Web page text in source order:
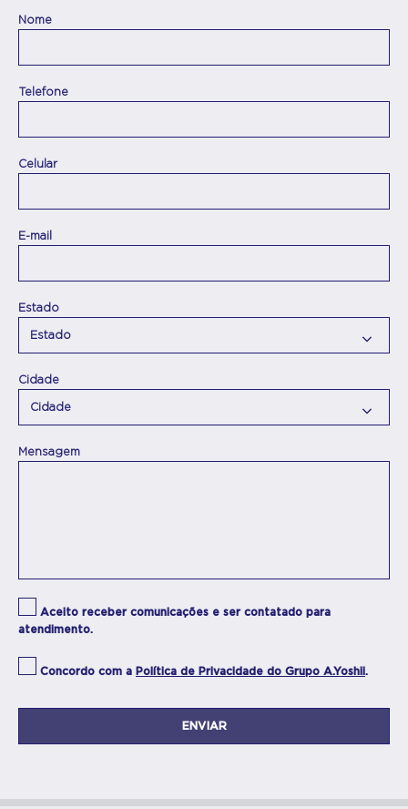
Nome
Telefone
Celular
E-mail
Estado
Cidade
Mensagem
Aceito receber comunicações e ser contatado para
atendimento.
Concordo com a Política de Privacidade do Grupo A.Yoshii.